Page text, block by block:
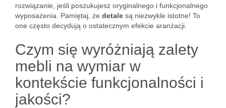
rozwiązanie, jeśli poszukujesz oryginalnego i funkcjonalnego
wyposażenia. Pamiętaj, że detale są niezwykle istotne! To
one często decydują o ostatecznym efekcie aranżacji.
Czym się wyróżniają zalety
mebli na wymiar w
kontekście funkcjonalności i
jakości?